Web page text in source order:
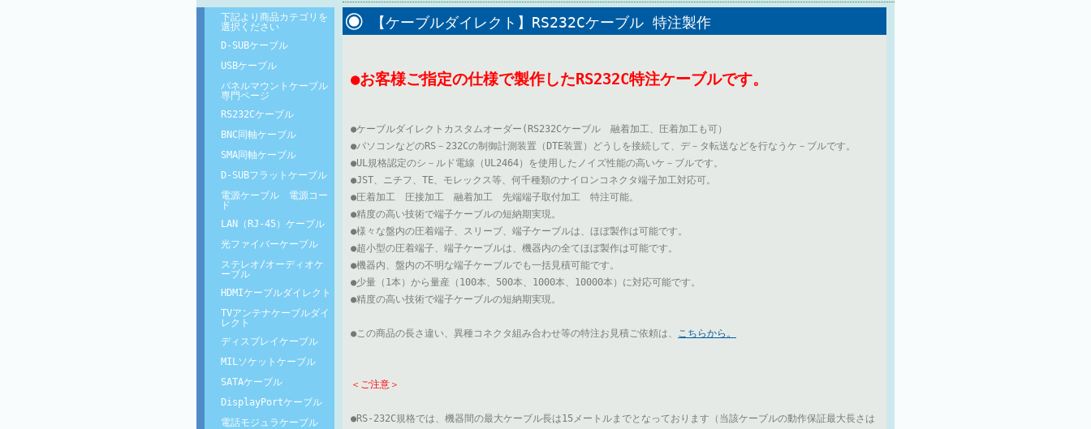
下記より商品カテゴリを
選択ください
D-SUBケーブル
USBケーブル
パネルマウントケーブル
専門ページ
RS232Cケーブル
BNC同軸ケーブル
SMA同軸ケーブル
D-SUBフラットケーブル
電源ケーブル 電源コー
ド
LAN（RJ-45）ケーブル
光ファイバーケーブル
ステレオ/オーディオケ
ーブル
HDMIケーブルダイレクト
TVアンテナケーブルダイ
レクト
ディスプレイケーブル
MILソケットケーブル
SATAケーブル
DisplayPortケーブル
電話モジュラケーブル
【ケーブルダイレクト】RS232Cケーブル 特注製作
●お客様ご指定の仕様で製作したRS232C特注ケーブルです。
●ケーブルダイレクトカスタムオーダー(RS232Cケーブル 融着加工、圧着加工も可）
●パソコンなどのRS－232Cの制御計測装置（DTE装置）どうしを接続して、デ－タ転送などを行なうケ－ブルです。
●UL規格認定のシ－ルド電線（UL2464）を使用したノイズ性能の高いケ－ブルです。
●JST、ニチフ、TE、モレックス等、何千種類のナイロンコネクタ端子加工対応可。
●圧着加工 圧接加工 融着加工 先端端子取付加工 特注可能。
●精度の高い技術で端子ケーブルの短納期実現。
●様々な盤内の圧着端子、スリーブ、端子ケーブルは、ほぼ製作は可能です。
●超小型の圧着端子、端子ケーブルは、機器内の全てほぼ製作は可能です。
●機器内、盤内の不明な端子ケーブルでも一括見積可能です。
●少量（1本）から量産（100本、500本、1000本、10000本）に対応可能です。
●精度の高い技術で端子ケーブルの短納期実現。
●この商品の長さ違い、異種コネクタ組み合わせ等の特注お見積ご依頼は、 こちらから。
＜ご注意＞
●RS-232C規格では、機器間の最大ケーブル長は15メートルまでとなっております（当該ケーブルの動作保証最大長さは